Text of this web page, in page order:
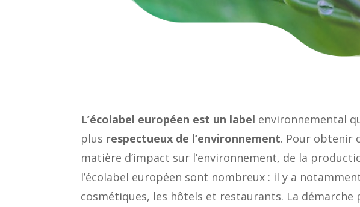
L’écolabel européen est un label environnemental
plus respectueux de l’environnement. Pour obtenir
matière d’impact sur l’environnement, de la
l’écolabel européen sont nombreux : il y a
cosmétiques, les hôtels et restaurants. La